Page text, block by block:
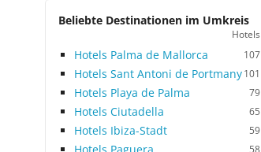
Beliebte Destinationen im Umkreis
Hotels
Hotels Palma de Mallorca 107
Hotels Sant Antoni de Portmany101
Hotels Playa de Palma 79
Hotels Ciutadella 65
Hotels Ibiza-Stadt 59
58